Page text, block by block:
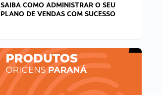
SAIBA COMO ADMINISTRAR O SEU
PLANO DE VENDAS COM SUCESSO